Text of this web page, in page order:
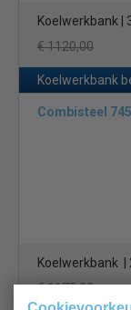
Koelwerkbank |
€ 1120,00
Koelwerkbank
Combisteel
Koelwerkbank |
€ 1175,00